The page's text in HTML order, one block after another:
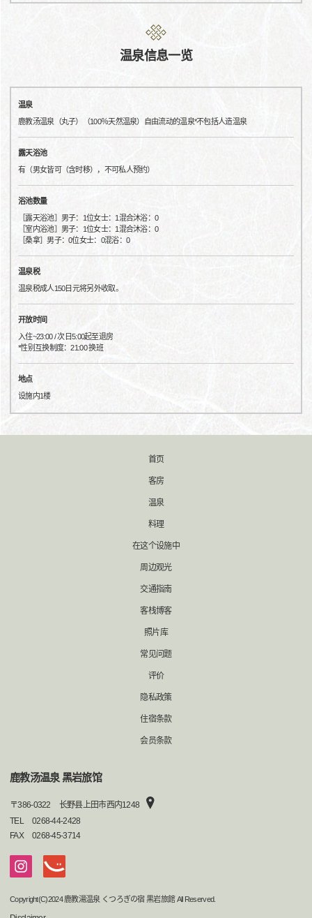
温泉信息一览
温泉
鹿教汤温泉（丸子）（100％天然温泉）自由流动的温泉*不包括人造温泉
露天浴池
有（男女皆可（含时移），不可私人预约）
浴池数量
［露天浴池］男子：1位女士：1混合沐浴：0
［室内浴池］男子：1位女士：1混合沐浴：0
［桑拿］男子：0位女士：0混浴：0
温泉税
温泉税成人150日元将另外收取。
开放时间
入住~23:00 / 次日5:00起至退房
*性别互换制度：21:00 换班
地点
设施内1楼
首页
客房
温泉
料理
在这个设施中
周边观光
交通指南
客栈博客
照片库
常见问题
评价
隐私政策
住宿条款
会员条款
鹿教汤温泉 黑岩旅馆
〒386-0322
长野县上田市西内1248
TEL
0268-44-2428
FAX
0268-45-3714
Copyright(C)2024 鹿教湯温泉 くつろぎの宿 黒岩旅館 All Reserved.